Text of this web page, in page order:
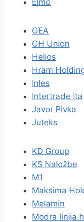
Elmo
GEA
GH Union
Helios
Hram
Inles
Intertrade Ita
Javor Pivka
Juteks
KD Group
KS Naložbe
M1
Maksima
Melamin
Modra linija